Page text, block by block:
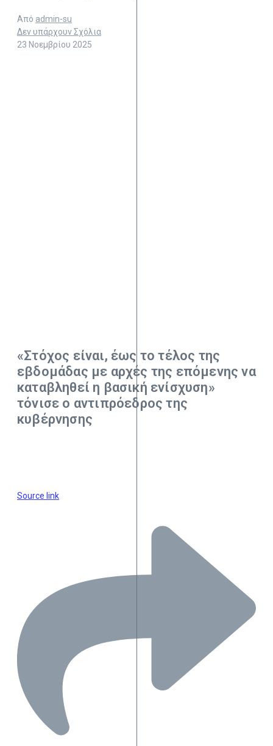
Από admin-su
Δεν υπάρχουν Σχόλια
23 Νοεμβρίου 2025
«Στόχος είναι, έως το τέλος της
εβδομάδας με αρχές της επόμενης να
καταβληθεί η βασική ενίσχυση»
τόνισε ο αντιπρόεδρος της
κυβέρνησης
Source link